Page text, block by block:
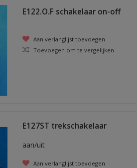
E122.O.F schakelaar on-off
Aan verlanglijst toevoegen
Toevoegen om te vergelijken
E127ST trekschakelaar
aan/uit
Aan verlanglijst toevoegen